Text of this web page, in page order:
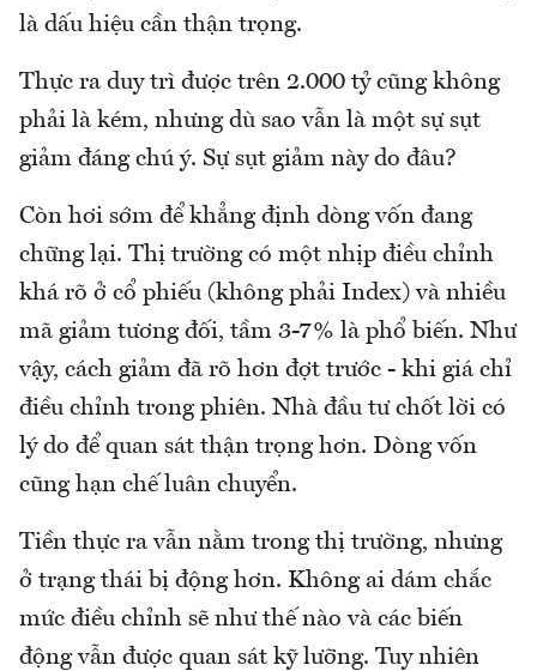
là dấu hiệu cần thận trọng.
Thực ra duy trì được trên 2.000 tỷ cũng không
phải là kém, nhưng dù sao vẫn là một sự sụt
giảm đáng chú ý. Sự sụt giảm này do đâu?
Còn hơi sớm để khẳng định dòng vốn đang
chững lại. Thị trường có một nhịp điều chỉnh
khá rõ ở cổ phiếu (không phải Index) và nhiều
mã giảm tương đối, tầm 3-7% là phổ biến. Như
vậy, cách giảm đã rõ hơn đợt trước - khi giá chỉ
điều chỉnh trong phiên. Nhà đầu tư chốt lời có
lý do để quan sát thận trọng hơn. Dòng vốn
cũng hạn chế luân chuyển.
Tiền thực ra vẫn nằm trong thị trường, nhưng
ở trạng thái bị động hơn. Không ai dám chắc
mức điều chỉnh sẽ như thế nào và các biến
động vẫn được quan sát kỹ lưỡng. Tuy nhiên